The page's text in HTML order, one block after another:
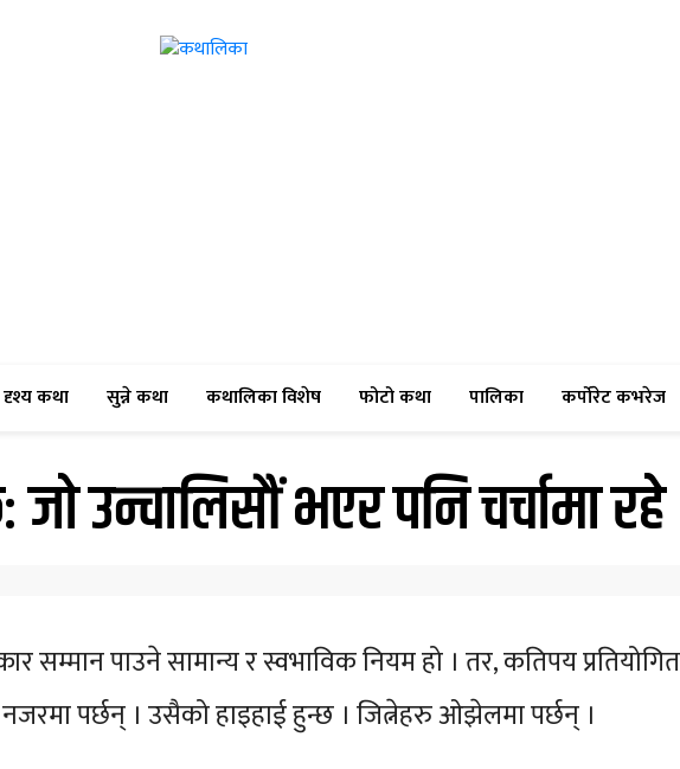
दृश्य कथा(current)
सुन्ने कथा(current)कथालिका विशेष(current)फोटो कथा(current)
पालिका(current)कर्पोरेट कभरेज
उन्चालिसौं भएर पनि चर्चामा रहे
सम्मान पाउने सामान्य र स्वभाविक नियम हो । तर, कतिपय
पर्छन् । उसैको हाइहाई हुन्छ । जित्नेहरु ओझेलमा पर्छन् ।